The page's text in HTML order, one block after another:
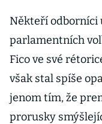
Někteří odborníci
parlamentních
Fico ve své
však stal spíše
jenom tím, že
prorusky